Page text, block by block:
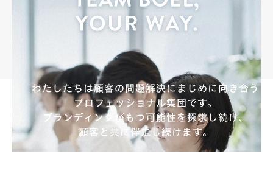
わたしたちは顧客の問題解決にまじめに向き合う
プロフェッショナル集団です。
ブランディングがもつ可能性を探求し続け、
顧客と共に伴走し続けます。